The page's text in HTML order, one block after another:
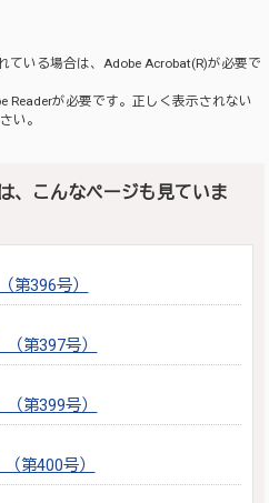
ている場合は、Adobe Acrobat(R)が必要で
Readerが必要です。正しく表示されない
い。
、こんなページも見ていま
396号）
第397号）
第399号）
第400号）